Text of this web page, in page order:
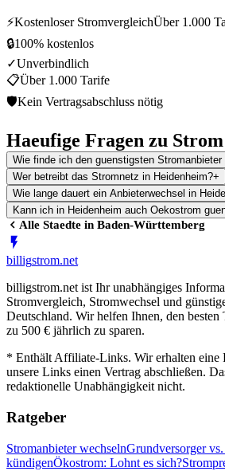
⚡Kostenloser StromvergleichÜber 1.000
🔒100% kostenlos
✓Unverbindlich
📋Über 1.000 Tarife
🛡Kein Vertragsabschluss nötig
Haeufige Fragen zu
Wie finde ich den guenstigsten Stromanbieter
Wer betreibt das Stromnetz in Heidenheim?+
Wie lange dauert ein Anbieterwechsel in
Kann ich in Heidenheim auch Oekostrom
Alle Staedte in Baden-Württemberg
billigstrom.net
billigstrom.net ist Ihr unabhängiges
Stromvergleich, Stromwechsel und
Deutschland. Wir helfen Ihnen, den
zu 500 € jährlich zu sparen.
* Enthält Affiliate-Links. Wir erhalten eine
unsere Links einen Vertrag abschließen.
redaktionelle Unabhängigkeit nicht.
Ratgeber
Stromanbieter wechselnGrundversorger
kündigenÖkostrom: Lohnt es sich?